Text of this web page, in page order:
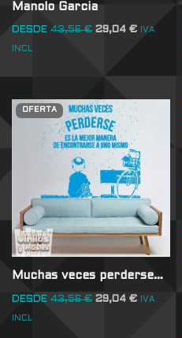
Manolo Garcia
DESDE 43,56€ 29,04 € IVA
INCL
OFERTA
Muchas veces perderse…
DESDE 43,56€ 29,04 € IVA
INCL